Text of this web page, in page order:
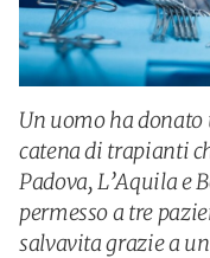
Un uomo ha
catena di trapianti
Padova, L’Aquila e
permesso a tre
salvavita grazie a